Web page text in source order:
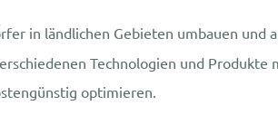
in ländlichen Gebieten umbauen und
Technologien und
optimieren.